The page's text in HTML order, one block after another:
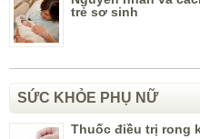
trẻ sơ sinh
SỨC KHỎE PHỤ NỮ
Thuốc điều trị rong